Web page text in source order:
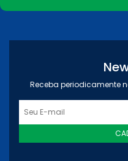
Receba periodicamente